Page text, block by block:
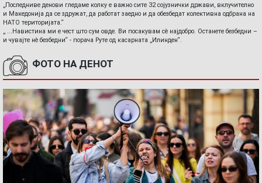
„Последниве денови гледаме колку е важно сите 32 сојузнички држави, вклучително
и Македонија да се здружат, да работат заедно и да обезбедат колективна одбрана на
НАТО територијата.“
„ ...Навистина ми е чест што сум овде. Ви посакувам сè најдобро. Останете безбедни –
и чувајте нè безбедни“ - порача Руте од касарната „Илинден“.
ФОТО НА ДЕНОТ